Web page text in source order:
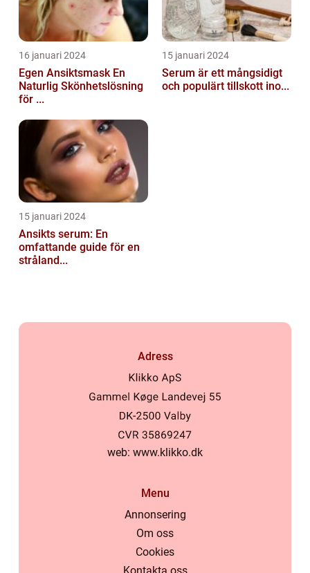
16 januari 2024
Egen Ansiktsmask En
Naturlig Skönhetslösning
för ...
15 januari 2024
Serum är ett mångsidigt
och populärt tillskott ino...
15 januari 2024
Ansikts serum: En
omfattande guide för en
stråland...
Adress
web: www.klikko.dk
Menu
Annonsering
Om oss
Cookies